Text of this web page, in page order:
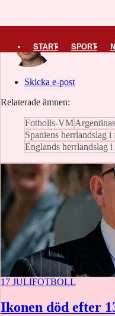
START SPORT
Anton
Skicka e-post
Relaterade ämnen:
Fotbolls-VM
Spaniens herrlandslag i
Englands herrlandslag
17 JULIFOTBOLL
Ikonen död efter